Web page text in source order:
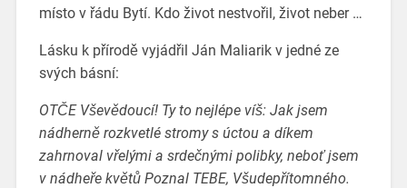
místo v řádu Bytí. Kdo život nestvořil, život neber …
Lásku k přírodě vyjádřil Ján Maliarik v jedné ze
svých básní:
OTČE Vševědoucí! Ty to nejlépe víš: Jak jsem
nádherně rozkvetlé stromy s úctou a díkem
zahrnoval vřelými a srdečnými polibky, neboť jsem
v nádheře květů Poznal TEBE, Všudepřítomného.